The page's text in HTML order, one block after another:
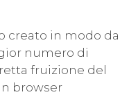
creato in modo da
numero di
fruizione del
browser